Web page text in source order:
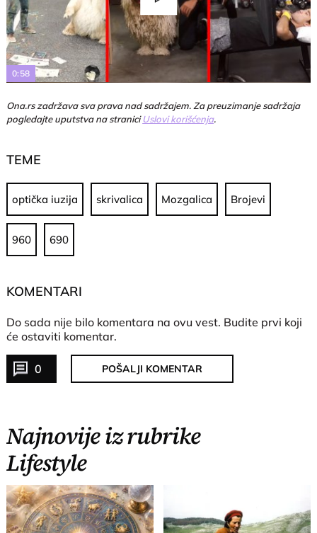
Play
Video
0:58
Ona.rs zadržava sva prava nad sadržajem. Za preuzimanje sadržaja
pogledajte uputstva na straniciUslovi korišćenja.
TEME
optička iuzija skrivalica Mozgalica Brojevi
960 690
KOMENTARI
Do sada nije bilo komentara na ovu vest. Budite prvi koji
će ostaviti komentar.
0 POŠALJI KOMENTAR
Najnovije iz rubrike
Lifestyle